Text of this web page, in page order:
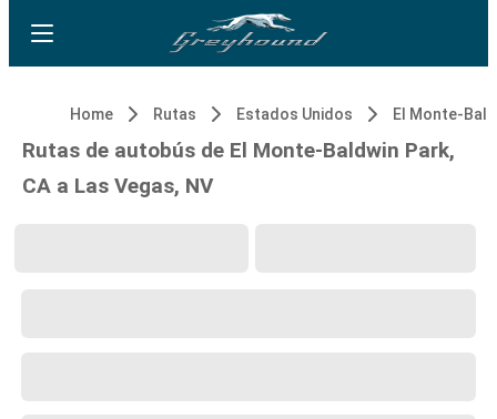
Home Rutas Estados Unidos
Rutas de autobús de El Monte-Baldwin Park,
CA a Las Vegas, NV